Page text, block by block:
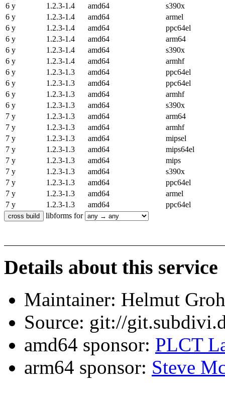
6 y
1.2.3-1.4 amd64
s390x
6 y
1.2.3-1.4 amd64
armel
6 y
1.2.3-1.4 amd64
ppc64el
6 y
1.2.3-1.4 amd64
arm64
6 y
1.2.3-1.4 amd64
s390x
6 y
1.2.3-1.4 amd64
armhf
6 y
1.2.3-1.3 amd64
ppc64el
6 y
1.2.3-1.3 amd64
ppc64el
6 y
1.2.3-1.3 amd64
armhf
6 y
1.2.3-1.3 amd64
s390x
7 y
1.2.3-1.3 amd64
arm64
7 y
1.2.3-1.3 amd64
armhf
7 y
1.2.3-1.3 amd64
mipsel
7 y
1.2.3-1.3 amd64
mips64el
7 y
1.2.3-1.3 amd64
mips
7 y
1.2.3-1.3 amd64
s390x
7 y
1.2.3-1.3 amd64
ppc64el
7 y
1.2.3-1.3 amd64
armel
7 y
1.2.3-1.3 amd64
ppc64el
libforms for
Details about this service
Maintainer: Helmut
Source: git://
amd64 sponsor: PLCT
arm64 sponsor: Steve